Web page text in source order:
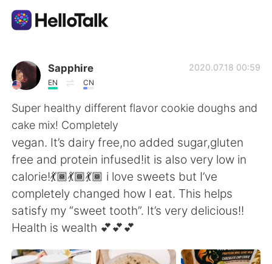
Appli d'échange linguistique
AI Grammar Checker
Français
English 简体中文
繁體中文 Español
Sapphire
EN CN
2020.07.18 00:59
Super healthy different flavor cookie doughs and
cake mix! Completely
vegan. It’s dairy free,no added sugar,gluten
free and protein infused!it is also very low in
calorie!💃🏾💃🏾💃🏾 i love sweets but I’ve
completely changed how I eat. This helps
satisfy my “sweet tooth”. It’s very delicious!!
Health is wealth 💕💕💕